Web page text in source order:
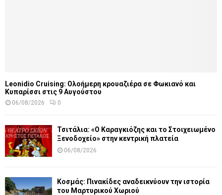
Leonidio Cruising: Ολοήμερη κρουαζιέρα σε Φωκιανό και
Κυπαρίσσι στις 9 Αυγούστου
06/08/2026 0
Τσιτάλια: «Ο Καραγκιόζης και το Στοιχειωμένο
Ξενοδοχείο» στην κεντρική πλατεία
06/08/2026
Κοσμάς: Πινακίδες αναδεικνύουν την ιστορία
του Μαρτυρικού Χωριού